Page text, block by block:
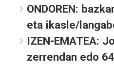
ONDOREN:
eta ikasle/
IZEN-EMATEA:
zerrendan edo